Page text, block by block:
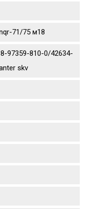
71/75 м18
97359-810-0/42634-
skv